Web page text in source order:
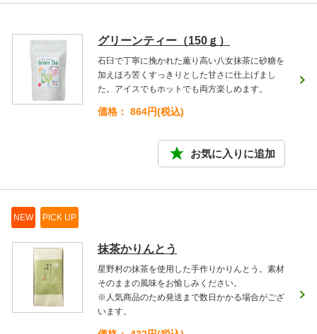
グリーンティー（150ｇ）
石臼で丁寧に挽かれた薫り高い八女抹茶に砂糖を
加えほろ苦くすっきりとした甘さに仕上げまし
た。アイスでもホットでも両方楽しめます。
価格： 864円(税込)
NEW PICK UP
抹茶かりんとう
星野村の抹茶を使用した手作りかりんとう。素材
そのままの風味をお愉しみください。
※人気商品のため発送まで数日かかる場合がござ
います。